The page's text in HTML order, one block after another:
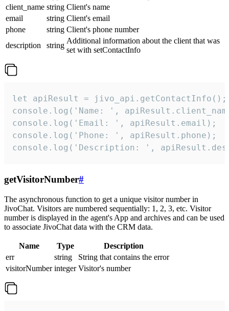
client_name string Client's name
email
string Client's email
phone
string Client's phone number
description
string
Additional information about the client that was
set with setContactInfo
let apiResult = jivo_api.getContactInfo();
console.log('Name: ',
console.log('Email: ', apiResult.email);
console.log('Phone: ', apiResult.phone);
console.log('Description: ',
getVisitorNumber#
The asynchronous function to get a unique visitor number in
JivoChat. Visitors are numbered sequentially: 1, 2, 3, etc. Visitor
number is displayed in the agent's App and archives and can be used
to associate JivoChat data with the CRM data.
Name Type
Description
err
string
String that contains the error
visitorNumber integer Visitor's number